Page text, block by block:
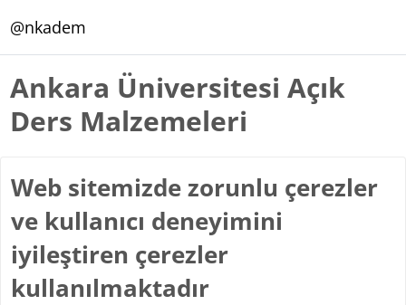
@nkadem
Ankara Üniversitesi Açık
Ders Malzemeleri
Web sitemizde zorunlu çerezler
ve kullanıcı deneyimini
iyileştiren çerezler
kullanılmaktadır